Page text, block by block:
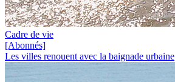
Cadre de vie
[Abonnés]
Les villes renouent avec la baignade urbaine